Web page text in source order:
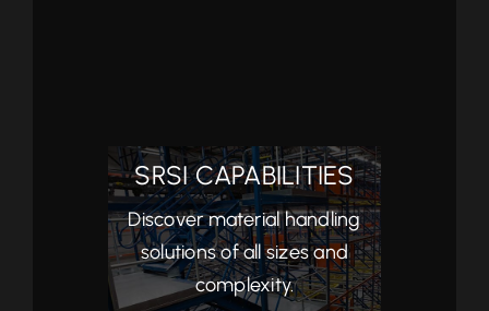
SRSI CAPABILITIES
Discover material handling
solutions of all sizes and
complexity.